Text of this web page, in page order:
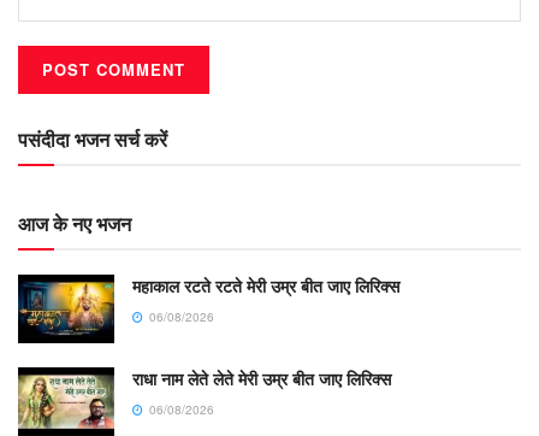
पसंदीदा भजन सर्च करें
आज के नए भजन
महाकाल रटते रटते मेरी उम्र बीत जाए लिरिक्स
06/08/2026
राधा नाम लेते लेते मेरी उम्र बीत जाए लिरिक्स
06/08/2026